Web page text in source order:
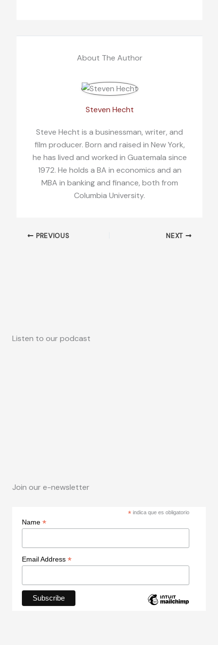
About The Author
Steven Hecht
Steve Hecht is a businessman, writer, and
film producer. Born and raised in New York,
he has lived and worked in Guatemala since
1972. He holds a BA in economics and an
MBA in banking and finance, both from
Columbia University.
PREVIOUS NEXT
Listen to our podcast
Join our e-newsletter
* indica que es obligatorio
Name *
Email Address *